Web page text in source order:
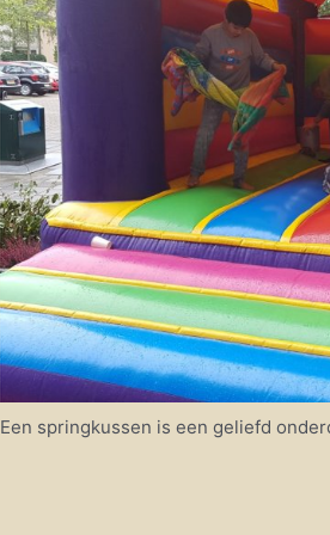
Een springkussen is een geliefd